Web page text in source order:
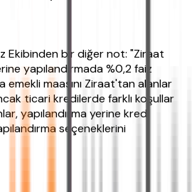
Ekibinden bir diğer not: "Ziraat
yapılandırmada %0,2 faiz
emekli maaşını Ziraat'tan alanlar
ticari kredilerde farklı koşullar
yapılandırma yerine kredi
seçeneklerini